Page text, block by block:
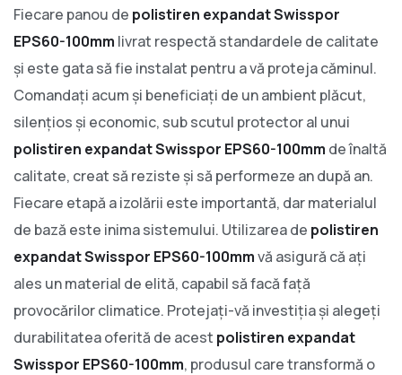
Fiecare panou de polistiren expandat Swisspor
EPS60-100mm livrat respectă standardele de calitate
și este gata să fie instalat pentru a vă proteja căminul.
Comandați acum și beneficiați de un ambient plăcut,
silențios și economic, sub scutul protector al unui
polistiren expandat Swisspor EPS60-100mm de înaltă
calitate, creat să reziste și să performeze an după an.
Fiecare etapă a izolării este importantă, dar materialul
de bază este inima sistemului. Utilizarea de polistiren
expandat Swisspor EPS60-100mmvă asigură că ați
ales un material de elită, capabil să facă față
provocărilor climatice. Protejați-vă investiția și alegeți
durabilitatea oferită de acest polistiren expandat
Swisspor EPS60-100mm, produsul care transformă o